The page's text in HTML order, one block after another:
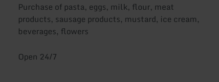
Purchase of pasta, eggs, milk, flour, meat
products, sausage products, mustard, ice cream,
beverages, flowers
Open 24/7